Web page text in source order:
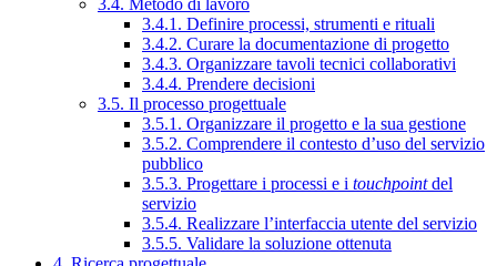
3.4. Metodo di lavoro
3.4.1. Definire processi, strumenti e rituali
3.4.2. Curare la documentazione di progetto
3.4.3. Organizzare tavoli tecnici collaborativi
3.4.4. Prendere decisioni
3.5. Il processo progettuale
3.5.1. Organizzare il progetto e la sua gestione
3.5.2. Comprendere il contesto d’uso del servizio
pubblico
3.5.3. Progettare i processi e i touchpointdel
servizio
3.5.4. Realizzare l’interfaccia utente del servizio
3.5.5. Validare la soluzione ottenuta